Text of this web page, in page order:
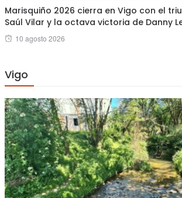
Marisquiño 2026 cierra en Vigo con el
Saúl Vilar y la octava victoria de Danny
Posted
10 agosto 2026
Vigo